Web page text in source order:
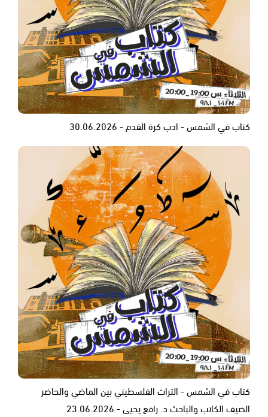
كتاب في الشمس - ادب كرة القدم - 30.06.2026
كتاب في الشمس - التراث الفلسطيني بين الماضي والحاضر
الضيف الكاتب والباحث د. رافع يحيى - 23.06.2026